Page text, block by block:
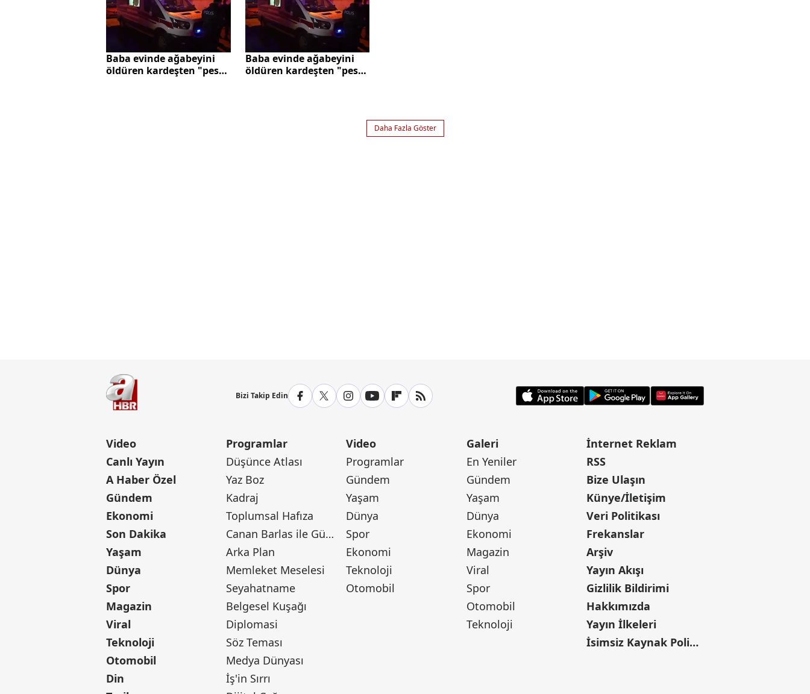
Baba evinde ağabeyini
öldüren kardeşten "pes"
Baba evinde ağabeyini
öldüren kardeşten "pes"
Daha Fazla Göster
Bizi Takip Edin
Video
Canlı Yayın
A Haber Özel
Gündem
Ekonomi
Son Dakika
Yaşam
Dünya
Spor
Magazin
Viral
Teknoloji
Otomobil
Din
Programlar
Düşünce Atlası
Yaz Boz
Kadraj
Toplumsal Hafıza
Canan Barlas ile Gündem
Arka Plan
Memleket Meselesi
Seyahatname
Belgesel Kuşağı
Diplomasi
Söz Teması
Medya Dünyası
İş'in Sırrı
Video
Programlar
Gündem
Yaşam
Dünya
Spor
Ekonomi
Teknoloji
Otomobil
Galeri
En Yeniler
Gündem
Yaşam
Dünya
Ekonomi
Magazin
Viral
Spor
Otomobil
Teknoloji
İnternet Reklam
RSS
Bize Ulaşın
Künye/İletişim
Veri Politikası
Frekanslar
Arşiv
Yayın Akışı
Gizlilik Bildirimi
Hakkımızda
Yayın İlkeleri
İsimsiz Kaynak Politikası